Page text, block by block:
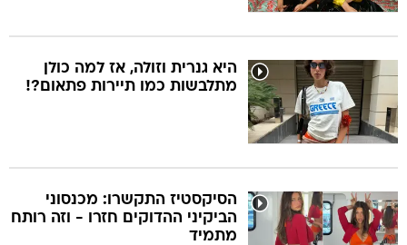
היא גנרית וזולה, אז למה כולן
מתלבשות כמו תיירות פתאום?!
הסיקסטיז התקשרו: מכנסוני
הביקיני ההדוקים חזרו - וזה רותח
מתמיד